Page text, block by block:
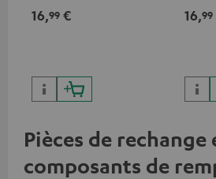
audio disposant d’une
16,99 €
audio
16,99
Pièces de rechange
composants de